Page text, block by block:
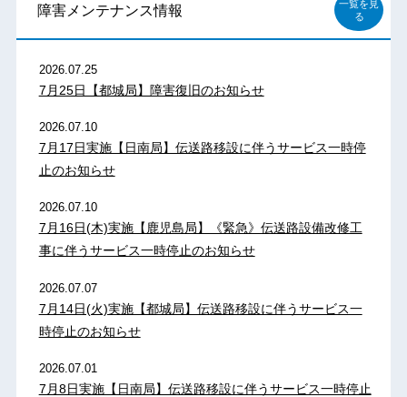
障害メンテナンス情報
一覧を見
る
2026.07.25
7月25日【都城局】障害復旧のお知らせ
2026.07.10
7月17日実施【日南局】伝送路移設に伴うサービス一時停
止のお知らせ
2026.07.10
7月16日(木)実施【鹿児島局】《緊急》伝送路設備改修工
事に伴うサービス一時停止のお知らせ
2026.07.07
7月14日(火)実施【都城局】伝送路移設に伴うサービス一
時停止のお知らせ
2026.07.01
7月8日実施【日南局】伝送路移設に伴うサービス一時停止